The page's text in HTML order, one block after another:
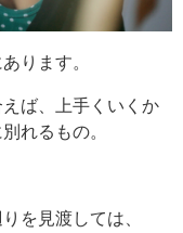
ります。
ば、上手くいくか
れるもの。
を見渡しては、